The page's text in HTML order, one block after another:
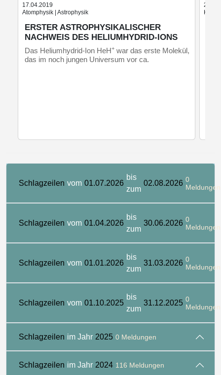
17.04.2019
Atomphysik | Astrophysik
ERSTER ASTROPHYSIKALISCHER
NACHWEIS DES HELIUMHYDRID-IONS
Das Heliumhydrid-Ion HeH+ war das erste Molekül,
das im noch jungen Universum vor ca.
Schlagzeilen vom 01.07.2026
bis
zum
02.08.2026 0
Meldungen
Schlagzeilen vom 01.04.2026
bis
zum
30.06.2026 0
Meldungen
Schlagzeilen vom 01.01.2026
bis
zum
31.03.2026 0
Meldungen
Schlagzeilen vom 01.10.2025
bis
zum
31.12.2025 0
Meldungen
Schlagzeilen im Jahr 2025 0 Meldungen
Schlagzeilen im Jahr 2024 116 Meldungen